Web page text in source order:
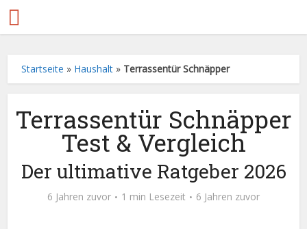
Startseite » Haushalt » Terrassentür Schnäpper
Terrassentür Schnäpper
Test & Vergleich
Der ultimative Ratgeber 2026
6 Jahren zuvor 1 min Lesezeit 6 Jahren zuvor